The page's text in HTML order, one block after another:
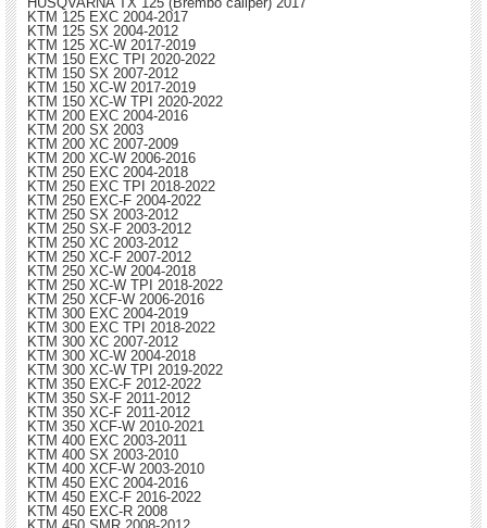
KTM 125 EXC 2004-2017
KTM 125 SX 2004-2012
KTM 125 XC-W 2017-2019
KTM 150 EXC TPI 2020-2022
KTM 150 SX 2007-2012
KTM 150 XC-W 2017-2019
KTM 150 XC-W TPI 2020-2022
KTM 200 EXC 2004-2016
KTM 200 SX 2003
KTM 200 XC 2007-2009
KTM 200 XC-W 2006-2016
KTM 250 EXC 2004-2018
KTM 250 EXC TPI 2018-2022
KTM 250 EXC-F 2004-2022
KTM 250 SX 2003-2012
KTM 250 SX-F 2003-2012
KTM 250 XC 2003-2012
KTM 250 XC-F 2007-2012
KTM 250 XC-W 2004-2018
KTM 250 XC-W TPI 2018-2022
KTM 250 XCF-W 2006-2016
KTM 300 EXC 2004-2019
KTM 300 EXC TPI 2018-2022
KTM 300 XC 2007-2012
KTM 300 XC-W 2004-2018
KTM 300 XC-W TPI 2019-2022
KTM 350 EXC-F 2012-2022
KTM 350 SX-F 2011-2012
KTM 350 XC-F 2011-2012
KTM 350 XCF-W 2010-2021
KTM 400 EXC 2003-2011
KTM 400 SX 2003-2010
KTM 400 XCF-W 2003-2010
KTM 450 EXC 2004-2016
KTM 450 EXC-F 2016-2022
KTM 450 EXC-R 2008